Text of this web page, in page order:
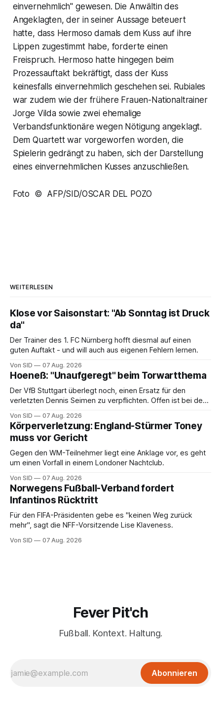
einvernehmlich" gewesen. Die Anwältin des
Angeklagten, der in seiner Aussage beteuert
hatte, dass Hermoso damals dem Kuss auf ihre
Lippen zugestimmt habe, forderte einen
Freispruch. Hermoso hatte hingegen beim
Prozessauftakt bekräftigt, dass der Kuss
keinesfalls einvernehmlich geschehen sei. Rubiales
war zudem wie der frühere Frauen-Nationaltrainer
Jorge Vilda sowie zwei ehemalige
Verbandsfunktionäre wegen Nötigung angeklagt.
Dem Quartett war vorgeworfen worden, die
Spielerin gedrängt zu haben, sich der Darstellung
eines einvernehmlichen Kusses anzuschließen.
Foto © AFP/SID/OSCAR DEL POZO
WEITERLESEN
Klose vor Saisonstart: "Ab Sonntag ist Druck
da"
Der Trainer des 1. FC Nürnberg hofft diesmal auf einen
guten Auftakt - und will auch aus eigenen Fehlern lernen.
Von SID 07 Aug. 2026
Hoeneß: "Unaufgeregt" beim Torwartthema
Der VfB Stuttgart überlegt noch, einen Ersatz für den
verletzten Dennis Seimen zu verpflichten. Offen ist bei den
Von SID 07 Aug. 2026
Körperverletzung: England-Stürmer Toney
muss vor Gericht
Gegen den WM-Teilnehmer liegt eine Anklage vor, es geht
um einen Vorfall in einem Londoner Nachtclub.
Von SID 07 Aug. 2026
Norwegens Fußball-Verband fordert
Infantinos Rücktritt
Für den FIFA-Präsidenten gebe es "keinen Weg zurück
mehr", sagt die NFF-Vorsitzende Lise Klaveness.
Von SID 07 Aug. 2026
Fever Pit'ch
Fußball. Kontext. Haltung.
Abonnieren